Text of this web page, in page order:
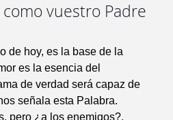
como vuestro Padre
de hoy, es la base de la
es la esencia del
de verdad será capaz de
señala esta Palabra.
pero ¿a los enemigos?,